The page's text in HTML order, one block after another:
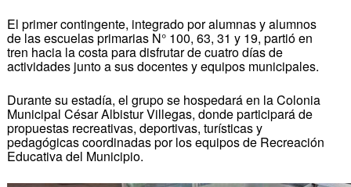
El primer contingente, integrado por alumnas y alumnos
de las escuelas primarias N° 100, 63, 31 y 19, partió en
tren hacia la costa para disfrutar de cuatro días de
actividades junto a sus docentes y equipos municipales.
Durante su estadía, el grupo se hospedará en la Colonia
Municipal César Albistur Villegas, donde participará de
propuestas recreativas, deportivas, turísticas y
pedagógicas coordinadas por los equipos de Recreación
Educativa del Municipio.